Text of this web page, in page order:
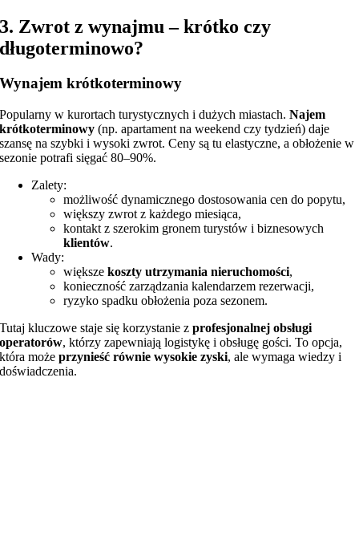
3. Zwrot z wynajmu – krótko czy
długoterminowo?
Wynajem krótkoterminowy
Popularny w kurortach turystycznych i dużych miastach.Najem
krótkoterminowy (np. apartament na weekend czy tydzień) daje
szansę na szybki i wysoki zwrot. Ceny są tu elastyczne, a obłożenie w
sezonie potrafi sięgać 80–90%.
Zalety:
możliwość dynamicznego dostosowania cen do popytu,
większy zwrot z każdego miesiąca,
kontakt z szerokim gronem turystów i biznesowych
klientów.
Wady:
większekoszty utrzymania nieruchomości,
konieczność zarządzania kalendarzem rezerwacji,
ryzyko spadku obłożenia poza sezonem.
Tutaj kluczowe staje się korzystanie zprofesjonalnej obsługi
operatorów, którzy zapewniają logistykę i obsługę gości. To opcja,
która możeprzynieść równie wysokie zyski, ale wymaga wiedzy i
doświadczenia.